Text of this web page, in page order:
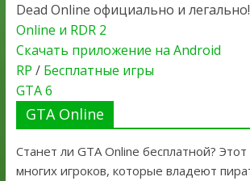
Dead Online официально и легально!
Online и RDR 2
Скачать приложение на Android
RP / Бесплатные игры
GTA 6
GTA Online
Станет ли GTA Online бесплатной?
многих игроков, которые владеют